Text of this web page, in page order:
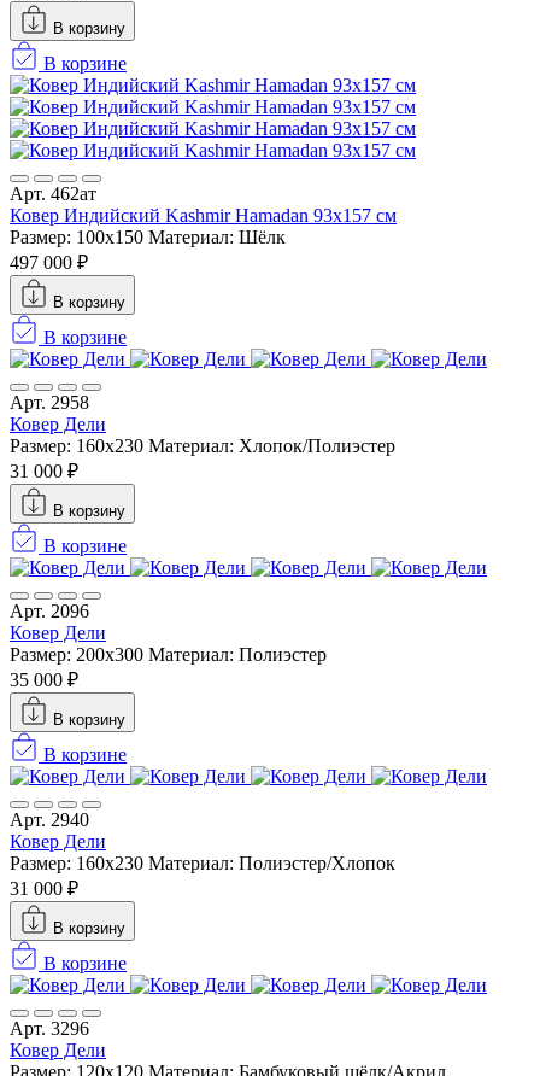
В корзину
В корзине
Арт. 462ат
Ковер Индийский Kashmir Hamadan 93x157 см
Размер: 100x150 Материал: Шёлк
497 000 ₽
В корзину
В корзине
Арт. 2958
Ковер Дели
Размер: 160х230 Материал: Хлопок/Полиэстер
31 000 ₽
В корзину
В корзине
Арт. 2096
Ковер Дели
Размер: 200x300 Материал: Полиэстер
35 000 ₽
В корзину
В корзине
Арт. 2940
Ковер Дели
Размер: 160х230 Материал: Полиэстер/Хлопок
31 000 ₽
В корзину
В корзине
Арт. 3296
Ковер Дели
Размер: 120х120 Материал: Бамбуковый шёлк/Акрил